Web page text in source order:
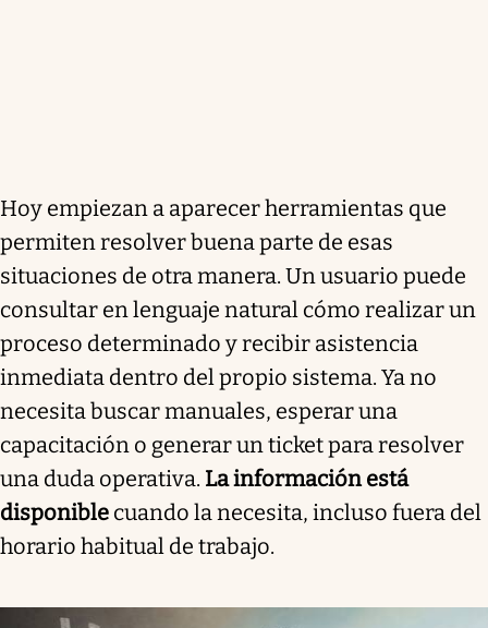
Hoy empiezan a aparecer herramientas que
permiten resolver buena parte de esas
situaciones de otra manera. Un usuario puede
consultar en lenguaje natural cómo realizar un
proceso determinado y recibir asistencia
inmediata dentro del propio sistema. Ya no
necesita buscar manuales, esperar una
capacitación o generar un ticket para resolver
una duda operativa. La información está
disponible cuando la necesita, incluso fuera del
horario habitual de trabajo.